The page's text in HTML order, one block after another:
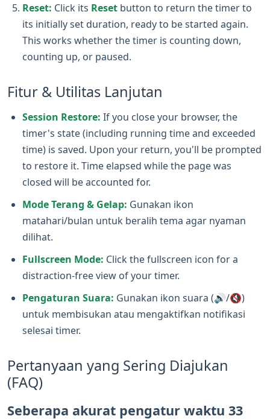
Reset: Click its Reset button to return the timer to
its initially set duration, ready to be started again.
This works whether the timer is counting down,
counting up, or paused.
Fitur & Utilitas Lanjutan
Session Restore: If you close your browser, the
timer's state (including running time and exceeded
time) is saved. Upon your return, you'll be prompted
to restore it. Time elapsed while the page was
closed will be accounted for.
Mode Terang & Gelap: Gunakan ikon
matahari/bulan untuk beralih tema agar nyaman
dilihat.
Fullscreen Mode: Click the fullscreen icon for a
distraction-free view of your timer.
Pengaturan Suara: Gunakan ikon suara (🔊/🔇)
untuk membisukan atau mengaktifkan notifikasi
selesai timer.
Pertanyaan yang Sering Diajukan
(FAQ)
Seberapa akurat pengatur waktu 33